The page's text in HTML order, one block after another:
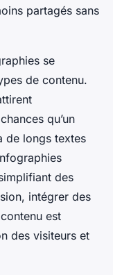
partagés sans
se
de contenu.
qu’un
de longs textes
des
intégrer des
est
des visiteurs et